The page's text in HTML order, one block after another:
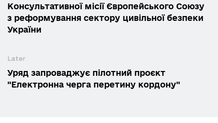
Консультативної місії Європейського Союзу
з реформування сектору цивільної безпеки
України
Later
Уряд запроваджує пілотний проєкт
"Електронна черга перетину кордону"